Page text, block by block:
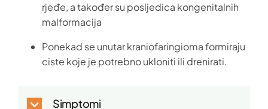
rjeđe, a također su posljedica kongenitalnih
malformacija
Ponekad se unutar kraniofaringioma formiraju
ciste koje je potrebno ukloniti ili drenirati.
Simptomi